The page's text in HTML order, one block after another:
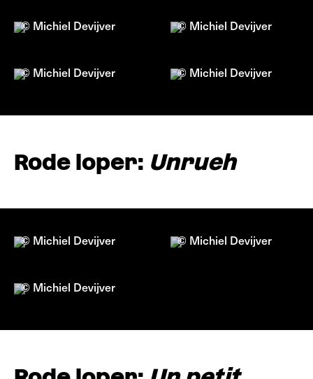
© Michiel Devijver © Michiel Devijver
© Michiel Devijver © Michiel Devijver
Rode loper: Unrueh
© Michiel Devijver © Michiel Devijver
© Michiel Devijver